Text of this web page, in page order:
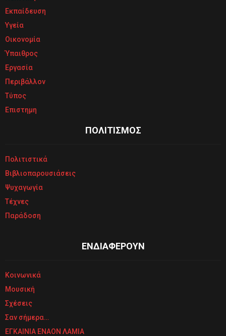
Εκπαίδευση
Υγεία
Οικονομία
Ύπαιθρος
Εργασία
Περιβάλλον
Τύπος
Επιστημη
ΠΟΛΙΤΙΣΜΟΣ
Πολιτιστικά
Βιβλιοπαρουσιάσεις
Ψυχαγωγία
Τέχνες
Παράδοση
ΕΝΔΙΑΦΕΡΟΥΝ
Κοινωνικά
Μουσική
Σχέσεις
Σαν σήμερα…
ΕΓΚΑΙΝΙΑ ΕΝΑΟΝ ΛΑΜΙΑ